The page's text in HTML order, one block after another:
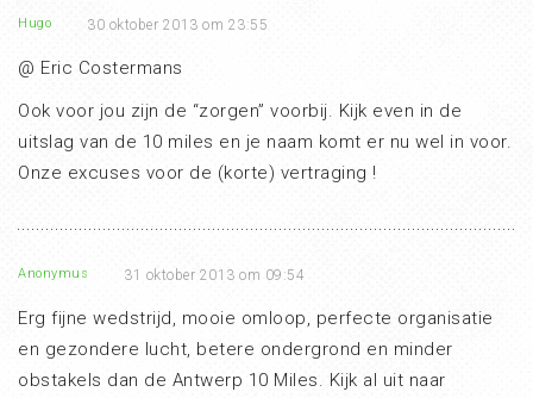
Hugo 30 oktober 2013 om 23:55
@ Eric Costermans
Ook voor jou zijn de “zorgen” voorbij. Kijk even in de
uitslag van de 10 miles en je naam komt er nu wel in voor.
Onze excuses voor de (korte) vertraging !
Anonymus 31 oktober 2013 om 09:54
Erg fijne wedstrijd, mooie omloop, perfecte organisatie
en gezondere lucht, betere ondergrond en minder
obstakels dan de Antwerp 10 Miles. Kijk al uit naar